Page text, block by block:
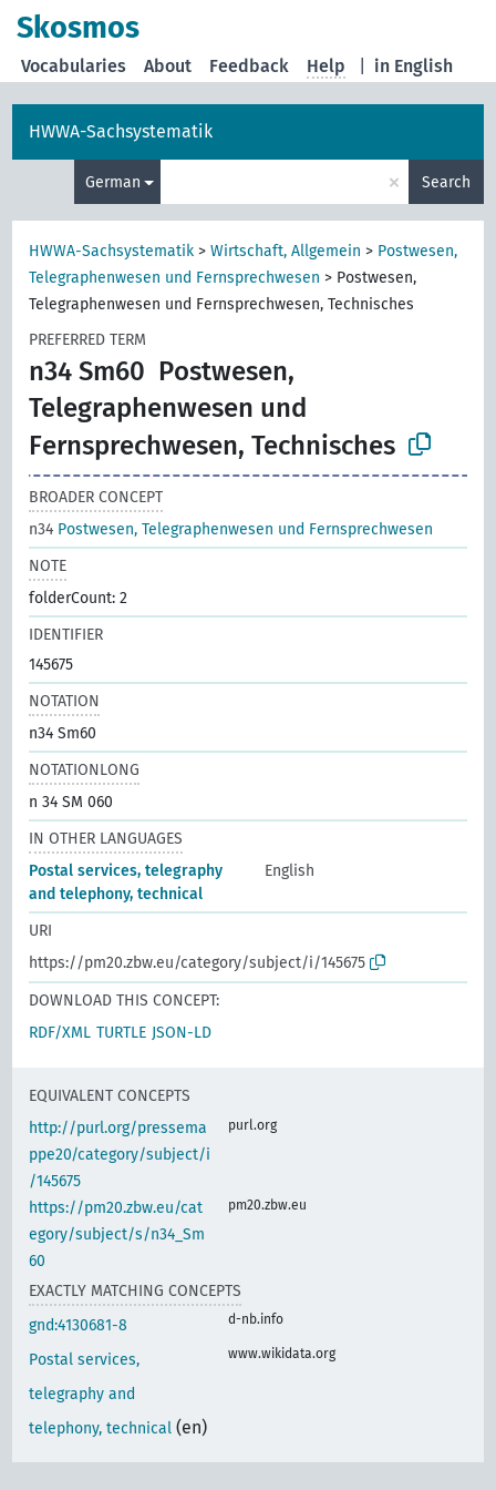
Skosmos
in English
Vocabularies About Feedback Help
HWWA-Sachsystematik
German × Search
HWWA-Sachsystematik >Wirtschaft, Allgemein > Postwesen,
Telegraphenwesen und Fernsprechwesen > Postwesen,
Telegraphenwesen und Fernsprechwesen, Technisches
PREFERRED TERM
n34 Sm60 Postwesen,
Telegraphenwesen und
Fernsprechwesen, Technisches
BROADER CONCEPT
n34 Postwesen, Telegraphenwesen und Fernsprechwesen
NOTE
folderCount: 2
IDENTIFIER
145675
NOTATION
n34 Sm60
NOTATIONLONG
n 34 SM 060
IN OTHER LANGUAGES
Postal services, telegraphy
and telephony, technical
English
URI
https://pm20.zbw.eu/category/subject/i/145675
DOWNLOAD THIS CONCEPT:
RDF/XML TURTLE JSON-LD
EQUIVALENT CONCEPTS
http://purl.org/pressema
ppe20/category/subject/i
/145675
purl.org
https://pm20.zbw.eu/cat
egory/subject/s/n34_Sm
60
pm20.zbw.eu
EXACTLY MATCHING CONCEPTS
gnd:4130681-8
d-nb.info
Postal services,
telegraphy and
telephony, technical (en)
www.wikidata.org